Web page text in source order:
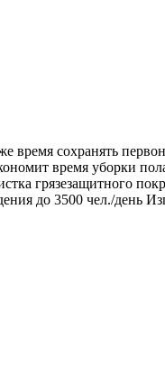
время сохранять
время уборки
грязезащитного
до 3500 чел./день